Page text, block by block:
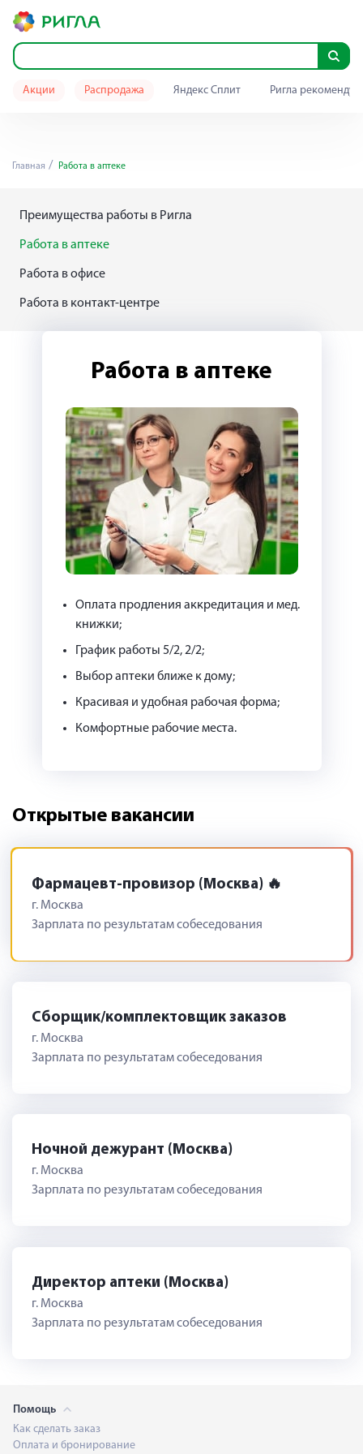
Акции Распродажа Яндекс Сплит Ригла
Главная Работа в аптеке
Преимущества работы в Ригла
Работа в аптеке
Работа в офисе
Работа в контакт-центре
Работа в аптеке
Оплата продления аккредитация и мед.
книжки;
График работы 5/2, 2/2;
Выбор аптеки ближе к дому;
Красивая и удобная рабочая форма;
Комфортные рабочие места.
Открытые вакансии
Фармацевт-провизор (Москва)
г. Москва
Зарплата по результатам собеседования
Сборщик/комплектовщик заказов
г. Москва
Зарплата по результатам собеседования
Ночной дежурант (Москва)
г. Москва
Зарплата по результатам собеседования
Директор аптеки (Москва)
г. Москва
Зарплата по результатам собеседования
Помощь
Как сделать заказ
Оплата и бронирование